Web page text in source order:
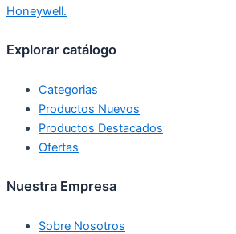
Explorar catálogo
Categorias
Productos Nuevos
Productos Destacados
Ofertas
Nuestra Empresa
Sobre Nosotros